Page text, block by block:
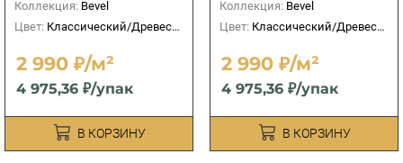
Коллекция: Bevel
Цвет: Классический/Древесный
2 990 ₽/м²
4 975,36 ₽/упак
В КОРЗИНУ
Коллекция: Bevel
Цвет: Классический/Древесный
2 990 ₽/м²
4 975,36 ₽/упак
В КОРЗИНУ